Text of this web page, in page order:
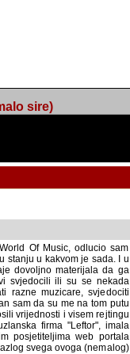
sire)
Of Music, odlucio sam
stanju u kakvom je sada. I u
dovoljno materijala da ga
ili su se nekada desile.
svjedociti njihovim
su me na tom putu pratili
i visem rejtingu ovog
firma "Leftor", imala
posjetiteljima web portala
svega ovoga (nemalog)